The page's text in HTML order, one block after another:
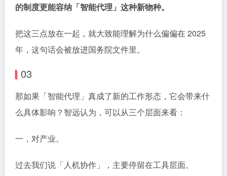
的制度更能容纳「智能代理」这种新物种。
把这三点放在一起，就大致能理解为什么偏偏在 2025
年，这句话会被放进国务院文件里。
03
那如果「智能代理」真成了新的工作形态，它会带来什
么具体影响？智远认为，可以从三个层面来看：
一，对产业。
过去我们说「人机协作」，主要停留在工具层面。